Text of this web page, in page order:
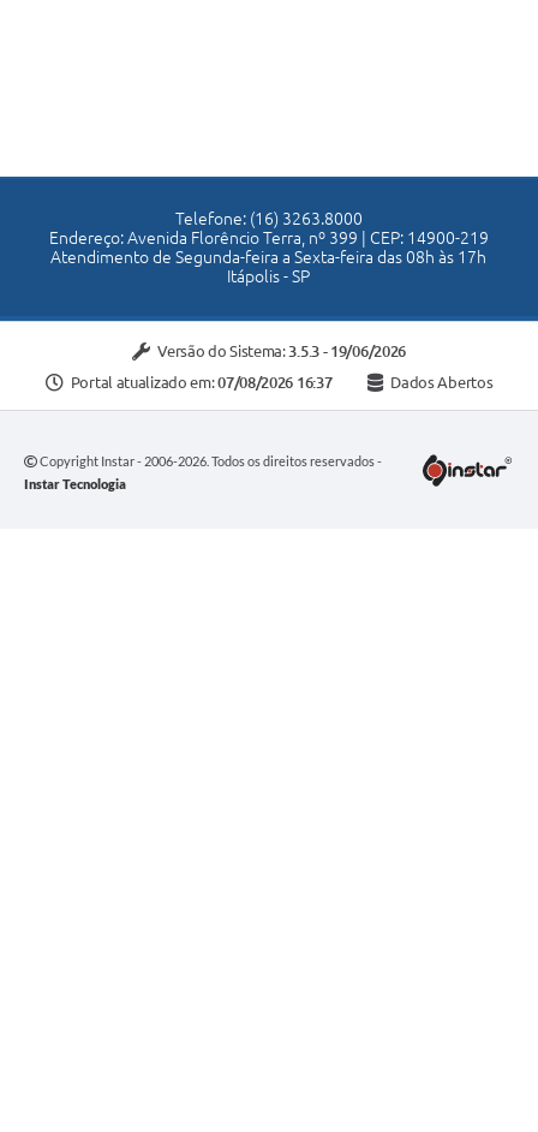
Telefone: (16) 3263.8000
Endereço: Avenida Florêncio Terra, nº 399 | CEP: 14900-219
Atendimento de Segunda-feira a Sexta-feira das 08h às 17h
Itápolis - SP
Versão do Sistema: 3.5.3 - 19/06/2026
Portal atualizado em:07/08/2026 16:37 Dados Abertos
Copyright Instar - 2006-2026. Todos os direitos reservados -
Instar Tecnologia